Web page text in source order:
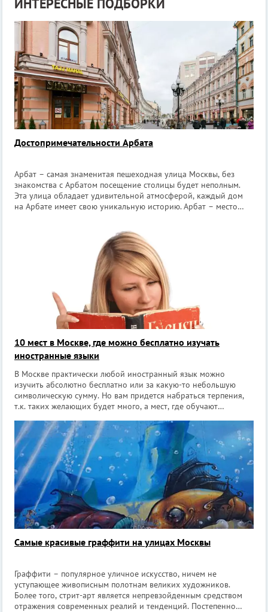
Достопримечательности Арбата
Арбат – самая знаменитая пешеходная улица Москвы, без
знакомства с Арбатом посещение столицы будет неполным.
Эта улица обладает удивительной атмосферой, каждый дом
на Арбате имеет свою уникальную историю. Арбат – место
10 мест в Москве, где можно бесплатно изучать
иностранные языки
В Москве практически любой иностранный язык можно
изучить абсолютно бесплатно или за какую-то небольшую
символическую сумму. Но вам придется набраться терпения,
т.к. таких желающих будет много, а мест, где обучают
язык, тем больше очередь жела
Самые красивые граффити на улицах Москвы
Граффити – популярное уличное искусство, ничем не
уступающее живописным полотнам великих художников.
Более того, стрит-арт является непревзойденным средством
отражения современных реалий и тенденций. Постепенно